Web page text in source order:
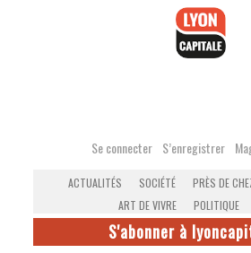
Se connecter S’enregistrer
ACTUALITÉS SOCIÉTÉ PRÈS DE
ART DE VIVRE
POLITIQUE
S'abonner à